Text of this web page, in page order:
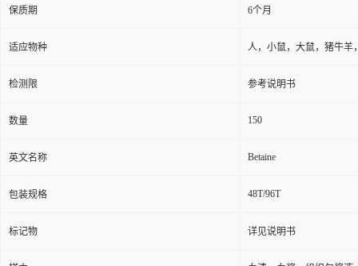
保质期 6个月
适应物种 人，小鼠，大鼠，猪牛羊
检测限 参考说明书
数量 150
英文名称 Betaine
包装规格 48T/96T
标记物 详见说明书